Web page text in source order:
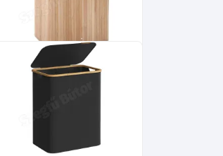
11 600
Bambusz kosár
szennyestartó 72L